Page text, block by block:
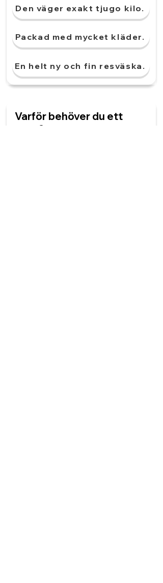
Den väger exakt tjugo kilo.
Packad med mycket kläder.
En helt ny och fin resväska.
Varför behöver du ett
pass?